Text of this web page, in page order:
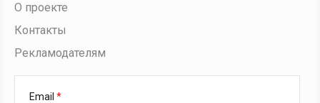
О проекте
Контакты
Рекламодателям
Email